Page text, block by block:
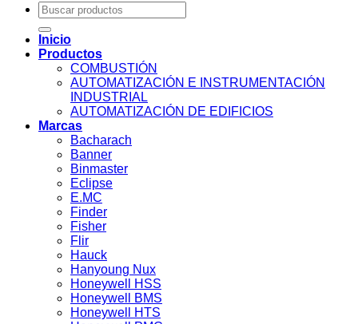
Buscar
por:
Inicio
Productos
COMBUSTIÓN
AUTOMATIZACIÓN E INSTRUMENTACIÓN
INDUSTRIAL
AUTOMATIZACIÓN DE EDIFICIOS
Marcas
Bacharach
Banner
Binmaster
Eclipse
E.MC
Finder
Fisher
Flir
Hauck
Hanyoung Nux
Honeywell HSS
Honeywell BMS
Honeywell HTS